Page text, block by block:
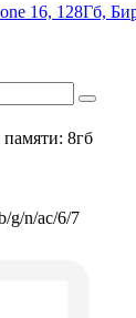
16, 128Гб,
8гб
g/n/ac/6/7